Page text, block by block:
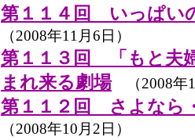
第１１４回 いっぱい
（2008年11月6日）
第１１３回 「もと夫
まれ来る劇場（2008年
第１１２回 さよなら
（2008年10月2日）